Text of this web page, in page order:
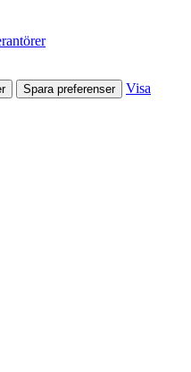
Spara preferenser
Visa